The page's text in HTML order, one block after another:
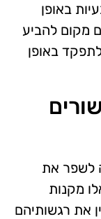
באופן
מקום להביע
באופן
לשפר את
מקנות
את רגשותיהם